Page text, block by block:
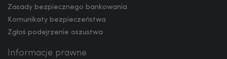
Zasady bezpiecznego bankowania
Komunikaty bezpieczeństwa
Zgłoś podejrzenie oszustwa
Informacje prawne